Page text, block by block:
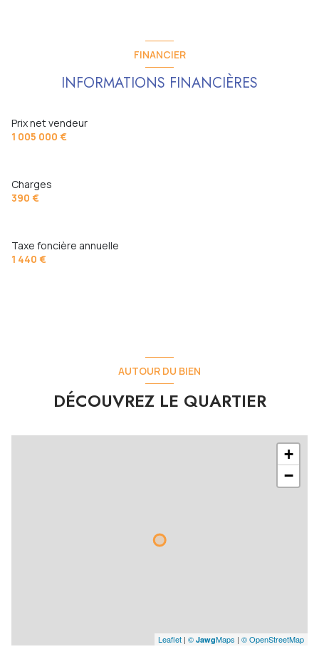
quartier Cambronne
accès handicapé
FINANCIER
INFORMATIONS FINANCIÈRES
Prix net vendeur
1 005 000 €
Charges
390 €
Taxe foncière annuelle
1 440 €
AUTOUR DU BIEN
DÉCOUVREZ LE QUARTIER
+
−
Leaflet | © JawgMaps | © OpenStreetMap